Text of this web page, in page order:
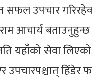
सफल उपचार
आचार्य
यहाँको सेवा
हिँडेर